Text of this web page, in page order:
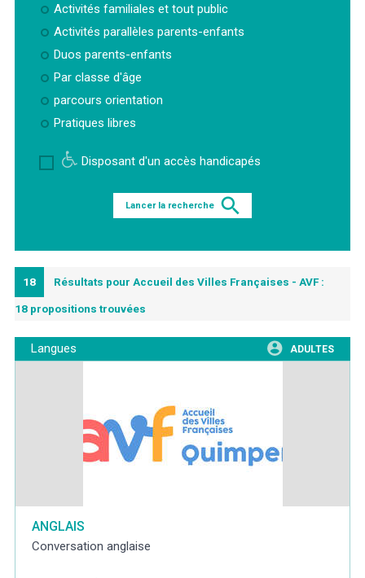
Activités familiales et tout public
Activités parallèles parents-enfants
Duos parents-enfants
Par classe d'âge
parcours orientation
Pratiques libres
Disposant d'un accès handicapés
Lancer la recherche
18 Résultats pour Accueil des Villes Françaises - AVF :
18 propositions trouvées
Langues ADULTES
ANGLAIS
Conversation anglaise